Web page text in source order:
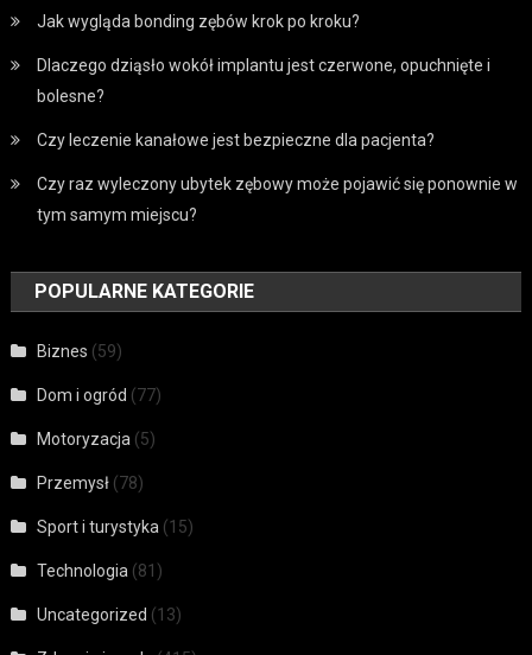
Jak wygląda bonding zębów krok po kroku?
Dlaczego dziąsło wokół implantu jest czerwone, opuchnięte i
bolesne?
Czy leczenie kanałowe jest bezpieczne dla pacjenta?
Czy raz wyleczony ubytek zębowy może pojawić się ponownie w
tym samym miejscu?
POPULARNE KATEGORIE
Biznes (59)
Dom i ogród (77)
Motoryzacja (5)
Przemysł (78)
Sport i turystyka (15)
Technologia (81)
Uncategorized (13)